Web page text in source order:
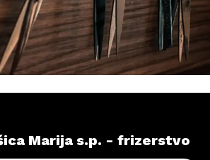
Marija s.p. - frizerstvo